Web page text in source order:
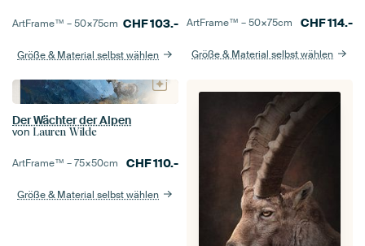
ArtFrame™ –50×75cm CHF103.-
Größe & Material selbst wählen
ArtFrame™ –50×75cm CHF114.-
Größe & Material selbst wählen
Der Wächter der Alpen
von Lauren Wilde
ArtFrame™ –75×50cm CHF110.-
Größe & Material selbst wählen